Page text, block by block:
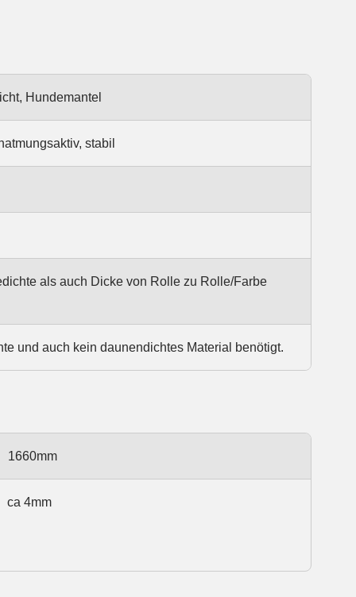
Hundemantel
stabil
als auch Dicke von Rolle zu Rolle/Farbe
und auch kein daunendichtes Material benötigt.
1660mm
ca 4mm